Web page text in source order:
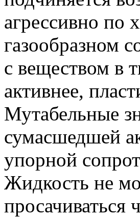
агрессивно по
газообразном
с веществом в
активнее,
Мутабельные
сумасшедшей
упорной
Жидкость не
просачиваться